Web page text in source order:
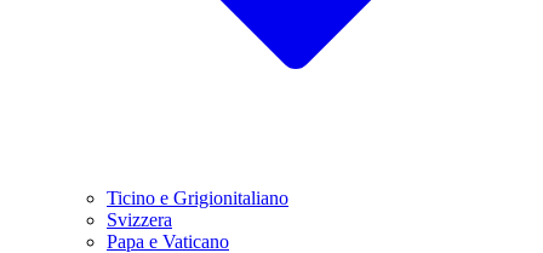
Ticino e Grigionitaliano
Svizzera
Papa e Vaticano